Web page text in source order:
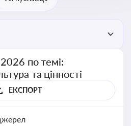
по темі:
та цінності
ЕКСПОРТ